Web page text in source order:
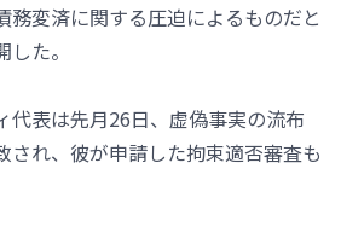
務変済に関する圧迫によるものだと
た。
代表は先月26日、虚偽事実の流布
され、彼が申請した拘束適否審査も